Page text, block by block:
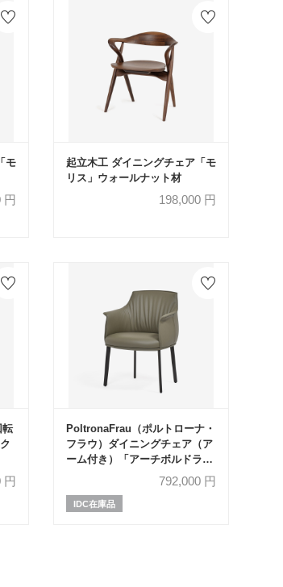
モ
円
起立木工 ダイニングチェア「モ
リス」ウォールナット材
198,000 円
転
円
PoltronaFrau（ポルトローナ・
フラウ）ダイニングチェア（ア
ーム付き）「アーチボルドラー
ジ」革ダーセナ色 #SC176
792,000 円
IDC在庫品